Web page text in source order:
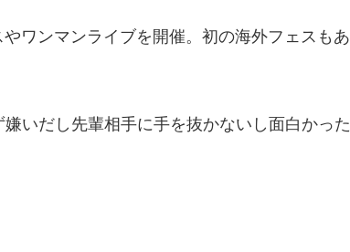
ワンマンライブを開催。初の海外フェスもあ
いだし先輩相手に手を抜かないし面白かった